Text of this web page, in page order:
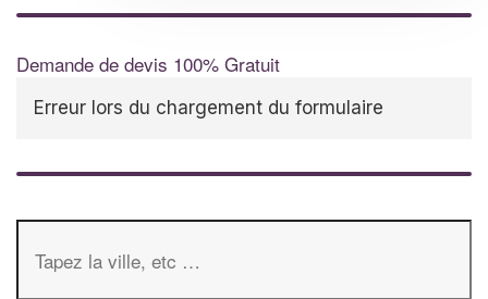
Demande de devis 100% Gratuit
Erreur lors du chargement du formulaire